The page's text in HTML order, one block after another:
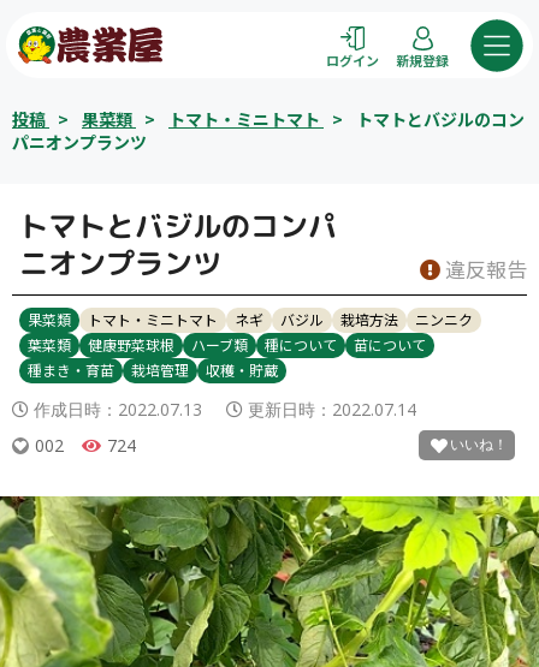
ン
ン
ツ
ログイン 新規登録
投稿 > 果菜類 > トマト・ミニトマト >
トマトとバジルのコン
パニオンプランツ
トマトとバジルのコンパ
ニオンプランツ 違反報告
果菜類 トマト・ミニトマト ネギ バジル 栽培方法
ニンニク
葉菜類
健康野菜球根 ハーブ類 種について
苗について
種まき・育苗
栽培管理 収穫・貯蔵
作成日時： 2022.07.13 更新日時： 2022.07.14
002
724